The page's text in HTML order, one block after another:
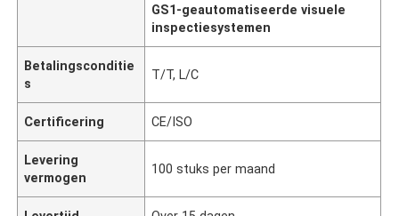
GS1-geautomatiseerde visuele
inspectiesystemen
Betalingsconditie
s
T/T, L/C
Certificering CE/ISO
Levering
vermogen
100 stuks per maand